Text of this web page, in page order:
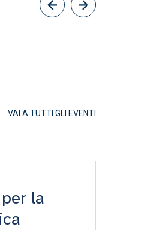
VAI A TUTTI GLI EVENTI
la